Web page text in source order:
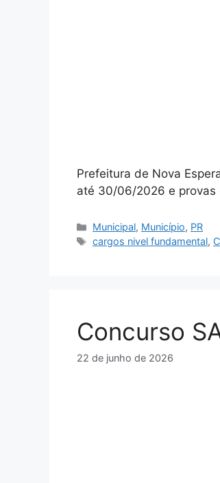
Prefeitura de Nova
até 30/06/2026 e provas
Categorias
Municipal, Município, PR
Tags
cargos nivel fundamental,
Concurso
22 de junho de 2026